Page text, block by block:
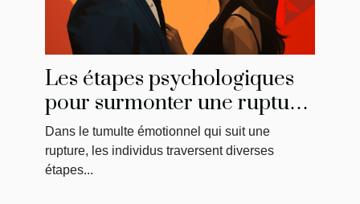
Les étapes psychologiques
pour surmonter une rupture
et reconquérir son ancien
amour
Dans le tumulte émotionnel qui suit une
rupture, les individus traversent diverses
étapes...